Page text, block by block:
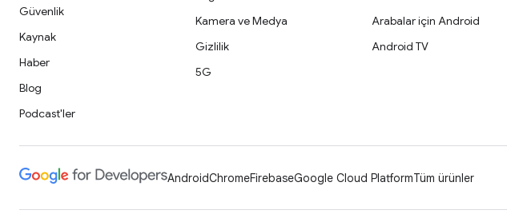
Güvenlik
Kaynak
Haber
Blog
Podcast'ler
Kamera ve Medya
Gizlilik
5G
Arabalar için Android
Android TV
AndroidChromeFirebaseGoogle Cloud PlatformTüm ürünler